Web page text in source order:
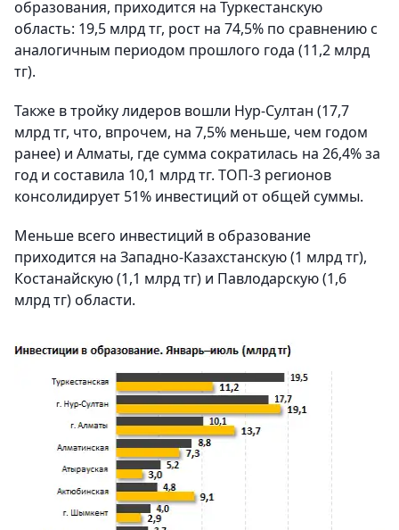
образования, приходится на Туркестанскую
область: 19,5 млрд тг, рост на 74,5% по сравнению с
аналогичным периодом прошлого года (11,2 млрд
тг).
Также в тройку лидеров вошли Нур-Султан (17,7
млрд тг, что, впрочем, на 7,5% меньше, чем годом
ранее) и Алматы, где сумма сократилась на 26,4% за
год и составила 10,1 млрд тг. ТОП-3 регионов
консолидирует 51% инвестиций от общей суммы.
Меньше всего инвестиций в образование
приходится на Западно-Казахстанскую (1 млрд тг),
Костанайскую (1,1 млрд тг) и Павлодарскую (1,6
млрд тг) области.